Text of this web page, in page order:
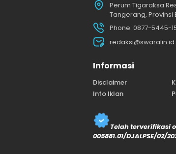
Perum Tigaraksa
Tangerang, Provinsi
Phone: 0877-5445-
Informasi
Disclaimer
Info Iklan
Telah terverifikasi
005881.01/DJALPSE/02/